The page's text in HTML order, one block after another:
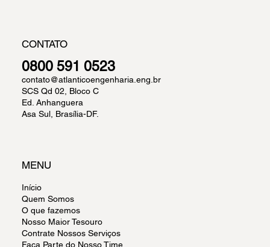
CONTATO
0800 591 0523
contato@atlanticoengenharia.eng.br
SCS Qd 02, Bloco C
Ed. Anhanguera
Asa Sul, Brasília-DF.
MENU
Início
Quem Somos
O que fazemos
Nosso Maior Tesouro
Contrate Nossos Serviços
Faça Parte do Nosso Time